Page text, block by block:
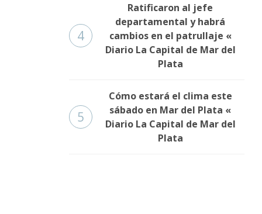
4
Ratificaron al jefe
departamental y habrá
cambios en el patrullaje «
Diario La Capital de Mar del
Plata
5
Cómo estará el clima este
sábado en Mar del Plata «
Diario La Capital de Mar del
Plata